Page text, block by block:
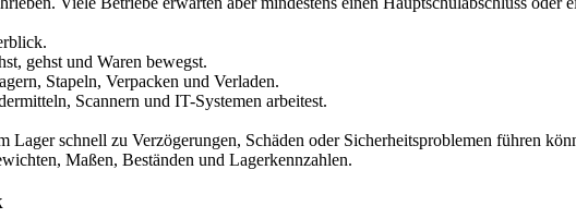
gehst und Waren bewegst.
Stapeln, Verpacken und Verladen.
Scannern und IT-Systemen arbeitest.
schnell zu Verzögerungen, Schäden oder Sicherheitsproblemen führen
Maßen, Beständen und Lagerkennzahlen.